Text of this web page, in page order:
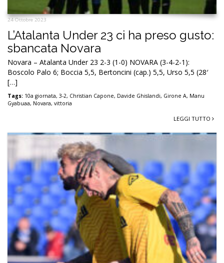
24 Ottobre 2023
L’Atalanta Under 23 ci ha preso gusto:
sbancata Novara
Novara – Atalanta Under 23 2-3 (1-0) NOVARA (3-4-2-1):
Boscolo Palo 6; Boccia 5,5, Bertoncini (cap.) 5,5, Urso 5,5 (28′
[…]
Tags: 10a giornata, 3-2, Christian Capone, Davide Ghislandi, Girone A, Manu
Gyabuaa, Novara, vittoria
LEGGI TUTTO